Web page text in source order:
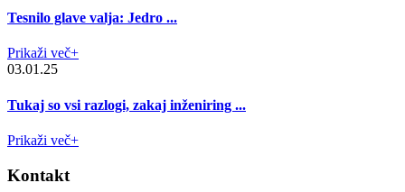
Tesnilo glave valja: Jedro ...
Prikaži več+
03.01.25
Tukaj so vsi razlogi, zakaj inženiring ...
Prikaži več+
Kontakt